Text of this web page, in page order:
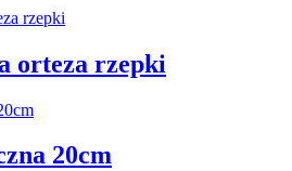
orteza rzepki
20cm